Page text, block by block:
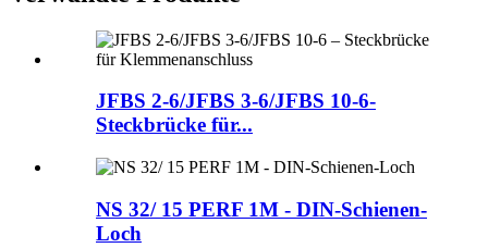
JFBS 2-6/JFBS 3-6/JFBS 10-6-
Steckbrücke für...
NS 32/ 15 PERF 1M - DIN-Schienen-
Loch